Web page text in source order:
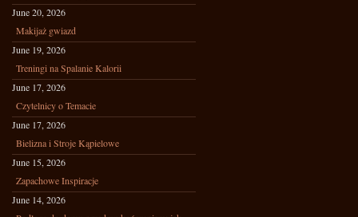
June 20, 2026
Makijaż gwiazd
June 19, 2026
Treningi na Spalanie Kalorii
June 17, 2026
Czytelnicy o Temacie
June 17, 2026
Bielizna i Stroje Kąpielowe
June 15, 2026
Zapachowe Inspiracje
June 14, 2026